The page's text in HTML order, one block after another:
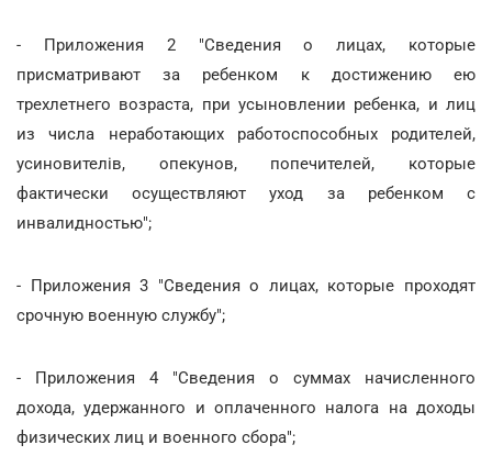
- Приложения 2 "Сведения о лицах, которые
присматривают за ребенком к достижению ею
трехлетнего возраста, при усыновлении ребенка, и лиц
из числа неработающих работоспособных родителей,
усиновителів, опекунов, попечителей, которые
фактически осуществляют уход за ребенком с
инвалидностью";
- Приложения 3 "Сведения о лицах, которые проходят
срочную военную службу";
- Приложения 4 "Сведения о суммах начисленного
дохода, удержанного и оплаченного налога на доходы
физических лиц и военного сбора";